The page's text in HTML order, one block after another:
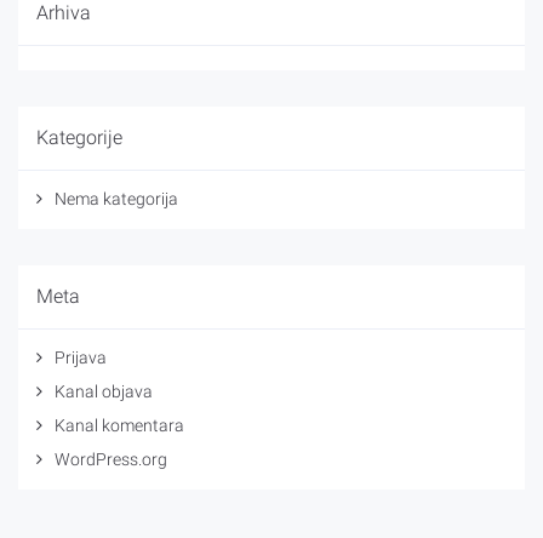
Arhiva
Kategorije
Nema kategorija
Meta
Prijava
Kanal objava
Kanal komentara
WordPress.org